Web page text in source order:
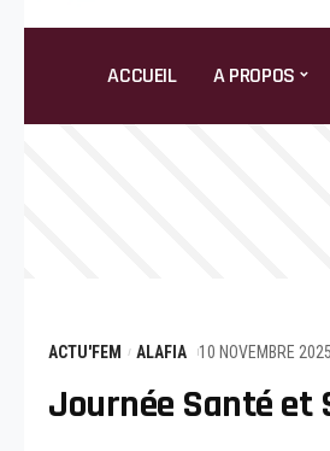
ACCUEIL A PROPOS
ACTU'FEM ALAFIA 10 NOVEMBRE 2025
Journée Santé et